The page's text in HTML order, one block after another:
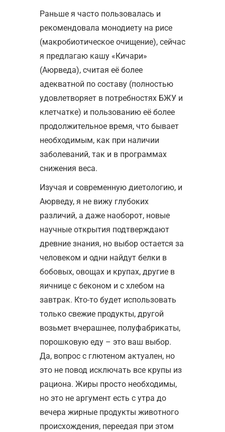
Раньше я часто пользовалась и
рекомендовала монодиету на рисе
(макробиотическое очищение), сейчас
я предлагаю кашу «Кичари»
(Аюрведа), считая её более
адекватной по составу (полностью
удовлетворяет в потребностях БЖУ и
клетчатке) и пользованию её более
продолжительное время, что бывает
необходимым, как при наличии
заболеваний, так и в программах
снижения веса.
Изучая и современную диетологию, и
Аюрведу, я не вижу глубоких
различий, а даже наоборот, новые
научные открытия подтверждают
древние знания, но выбор остается за
человеком и одни найдут белки в
бобовых, овощах и крупах, другие в
яичнице с беконом и с хлебом на
завтрак. Кто-то будет использовать
только свежие продукты, другой
возьмет вчерашнее, полуфабрикаты,
порошковую еду – это ваш выбор.
Да, вопрос с глютеном актуален, но
это не повод исключать все крупы из
рациона. Жиры просто необходимы,
но это не аргумент есть с утра до
вечера жирные продукты животного
происхождения, переедая при этом